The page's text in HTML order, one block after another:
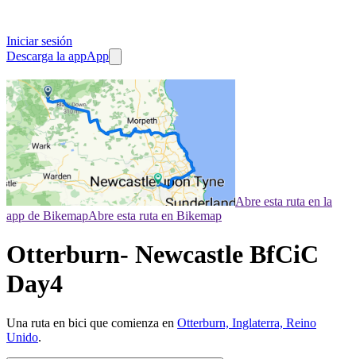
Iniciar sesión
Descarga la appApp
Abre esta ruta en la
app de BikemapAbre esta ruta en Bikemap
Otterburn- Newcastle BfCiC
Day4
Una ruta en bici que comienza en Otterburn, Inglaterra, Reino
Unido.